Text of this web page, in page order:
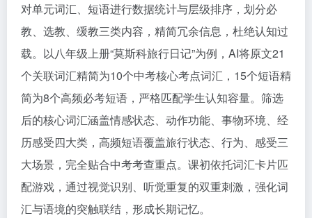
对单元词汇、短语进行数据统计与层级排序，划分必
教、选教、缓教三类内容，精简冗余信息，杜绝认知过
载。以八年级上册“莫斯科旅行日记”为例，AI将原文21
个关联词汇精简为10个中考核心考点词汇，15个短语精
简为8个高频必考短语，严格匹配学生认知容量。筛选
后的核心词汇涵盖情感状态、动作功能、事物环境、经
历感受四大类，高频短语覆盖旅行状态、行为、感受三
大场景，完全贴合中考考查重点。课初依托词汇卡片匹
配游戏，通过视觉识别、听觉重复的双重刺激，强化词
汇与语境的突触联结，形成长期记忆。